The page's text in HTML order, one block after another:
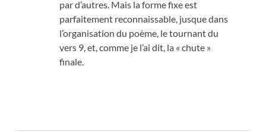
par d’autres. Mais la forme fixe est
parfaitement reconnaissable, jusque dans
l’organisation du poème, le tournant du
vers 9, et, comme je l’ai dit, la « chute »
finale.